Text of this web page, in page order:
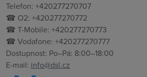
Telefon: +420277270707
☎ O2: +420277270772
☎ T-Mobile: +420277270773
☎ Vodafone: +420277270777
Dostupnost: Po–Pá: 8:00–18:00
E-mail: info@dsl.cz